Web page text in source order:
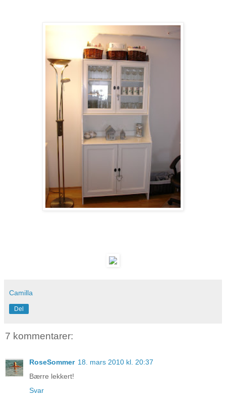
Camilla
Del
7 kommentarer:
RoseSommer 18. mars 2010 kl. 20:37
Bærre lekkert!
Svar